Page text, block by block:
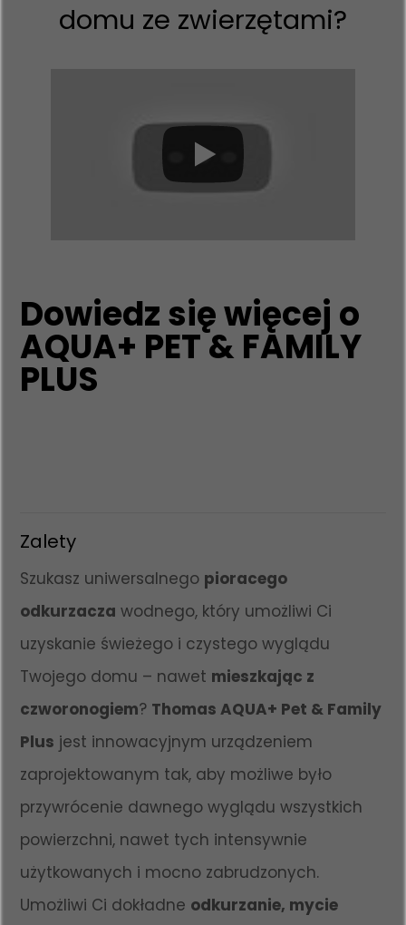
domu ze zwierzętami?
Dowiedz się więcej o
AQUA+ PET & FAMILY
PLUS
Zalety
Szukasz uniwersalnego pioracego
odkurzacza wodnego, który umożliwi Ci
uzyskanie świeżego i czystego wyglądu
Twojego domu – nawet mieszkając z
czworonogiem? Thomas AQUA+ Pet & Family
Plus jest innowacyjnym urządzeniem
zaprojektowanym tak, aby możliwe było
przywrócenie dawnego wyglądu wszystkich
powierzchni, nawet tych intensywnie
użytkowanych i mocno zabrudzonych.
Umożliwi Ci dokładne odkurzanie, mycie